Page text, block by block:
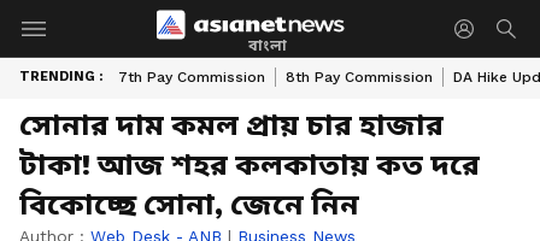
বাংলা
TRENDING : 7th Pay Commission 8th Pay Commission DA Hike
সোনার দাম কমল প্রায় চার হাজার
টাকা! আজ শহর কলকাতায় কত দরে
বিকোচ্ছে সোনা, জেনে নিন
Author : Web Desk - ANB | Business News